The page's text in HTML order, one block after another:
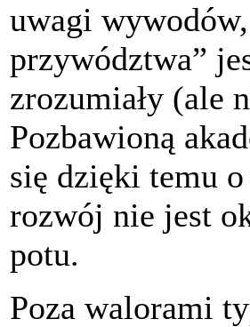
uwagi
przywództwa”
zrozumiały (ale
Pozbawioną
się dzięki temu
rozwój nie jest
potu.
Poza walorami